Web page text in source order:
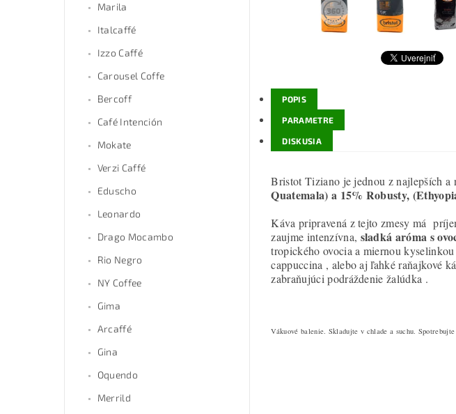
Marila
Italcaffé
Izzo Caffé
Carousel Coffe
Bercoff
Café Intención
Mokate
Verzi Caffé
Eduscho
Leonardo
Drago Mocambo
Rio Negro
NY Coffee
Gima
Arcaffé
Gina
Oquendo
Merrild
POPIS
PARAMETRE
DISKUSIA
Bristot Tiziano je jednou z najlepších a
Quatemala) a 15% Robusty,
Káva pripravená z tejto zmesy má
zaujme intenzívna, sladká aróma s
tropického ovocia a miernou
cappuccina , alebo aj ľahké raňajkové
zabraňujúci podráždenie žalúdka .
Vákuové balenie. Skladujte v chlade a suchu.